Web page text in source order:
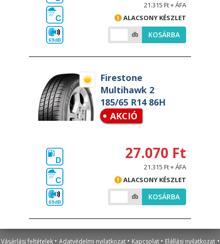
C
69dB
21.315 Ft + ÁFA
ALACSONY KÉSZLET
db KOSÁRBA
Firestone
Multihawk 2
185/65 R14 86H
AKCIÓ
D
C
69dB
27.070 Ft
21.315 Ft + ÁFA
ALACSONY KÉSZLET
db KOSÁRBA
Vásárlási feltételek • Adatvédelmi nyilatkozat • Kapcsolat • Elállási nyilatkozat •